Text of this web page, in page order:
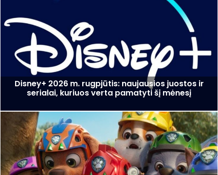
Disney+ 2026 m. rugpjūtis: naujausios juostos ir
serialai, kuriuos verta pamatyti šį mėnesį